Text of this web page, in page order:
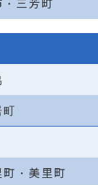
三芳町
・美里町